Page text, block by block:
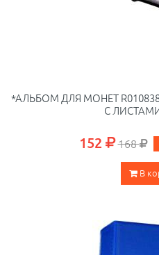
*АЛЬБОМ ДЛЯ МОНЕТ
С
152 168
В